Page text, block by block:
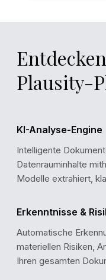
Plausity-
KI-Analyse-Engine
Intelligente
Datenrauminhalte
Modelle extrahiert,
Erkenntnisse &
Automatische
materiellen Risiken,
Ihren gesamten